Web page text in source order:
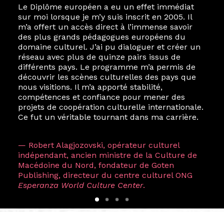
Le Diplôme européen a eu un effet immédiat
sur moi lorsque je m’y suis inscrit en 2005. Il
m’a offert un accès direct à l’immense savoir
des plus grands pédagogues européens du
domaine culturel. J’ai pu dialoguer et créer un
réseau avec plus de quinze pairs issus de
différents pays. Le programme m’a permis de
découvrir les scènes culturelles des pays que
nous visitions. Il m’a apporté stabilité,
compétences et confiance pour mener des
projets de coopération culturelle internationale.
Ce fut un véritable tournant dans ma carrière.
— Robert Alagjozovski, opérateur culturel
indépendant, ancien ministre de la Culture de
Macédoine du Nord, fondateur de Goten
Publishing, directeur du centre culturel ONG
Esperanza World Culture Center.